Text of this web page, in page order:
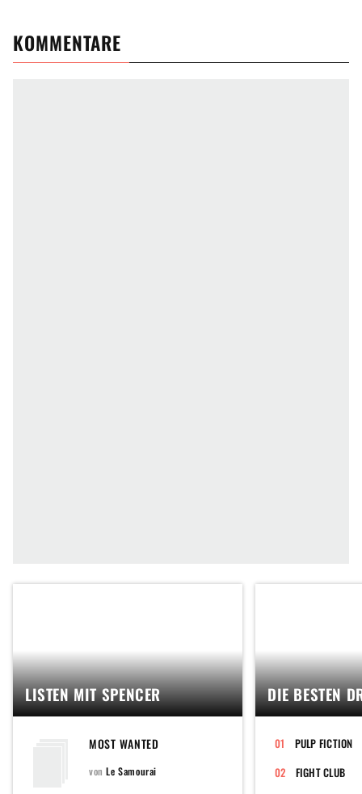
KOMMENTARE
LISTEN MIT SPENCER
MOST WANTED
vonLe Samourai
DIE BESTEN
PULP FICTION
FIGHT CLUB